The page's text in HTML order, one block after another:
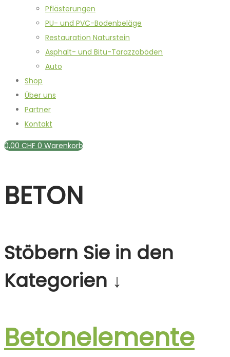
Pflästerungen
PU- und PVC-Bodenbeläge
Restauration Naturstein
Asphalt- und Bitu-Tarazzoböden
Auto
Shop
Über uns
Partner
Kontakt
0,00 CHF 0 Warenkorb
BETON
Stöbern Sie in den
Kategorien ↓
Betonelemente